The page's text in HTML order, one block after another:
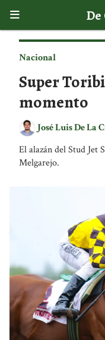
Super
momento
El alazán del Stud Jet
Melgarejo.
Nacional
José Luis De La